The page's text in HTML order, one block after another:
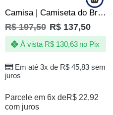
Camisa | Camiseta do Brasil – Jotaz – Canário Furioso – Masculino
R$197,50 R$ 137,50
Em até 3x de R$45,83sem
juros
À vista R$130,63 no Pix
Parcele em 6x deR$ 22,92
com juros